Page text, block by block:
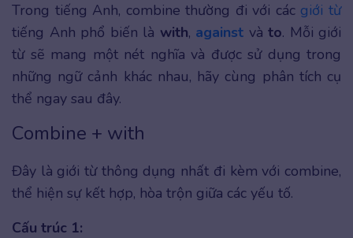
Trong tiếng Anh, combine thường đi với các giới từ
tiếng Anh phổ biến là with, against và to. Mỗi giới
từ sẽ mang một nét nghĩa và được sử dụng trong
những ngữ cảnh khác nhau, hãy cùng phân tích cụ
thể ngay sau đây.
Combine + with
Đây là giới từ thông dụng nhất đi kèm với combine,
thể hiện sự kết hợp, hòa trộn giữa các yếu tố.
Cấu trúc 1: